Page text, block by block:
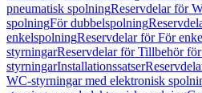
pneumatisk spolningReservdelar för
spolningFör dubbelspolning
enkelspolningReservdelar för För
styrningarReservdelar för Tillbehör
styrningarInstallationssatser
WC-styrningar med elektronisk